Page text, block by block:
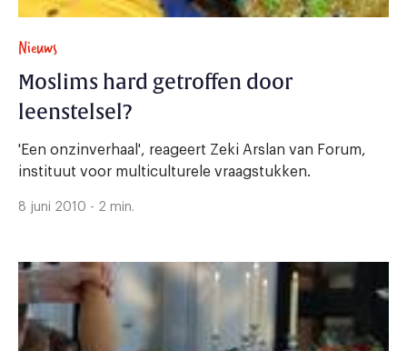
Nieuws
Moslims hard getroffen door
leenstelsel?
'Een onzinverhaal', reageert Zeki Arslan van Forum,
instituut voor multiculturele vraagstukken.
8 juni 2010 - 2 min.